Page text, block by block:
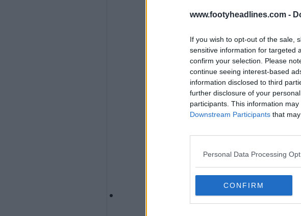
www.footyheadlines.com -
If you wish to opt-out of the sale,
sensitive information for targeted
confirm your selection. Please
continue seeing interest-based
information disclosed to third
further disclosure of your
participants. This information
Downstream Participants that
Personal Data Processing
CONFIRM